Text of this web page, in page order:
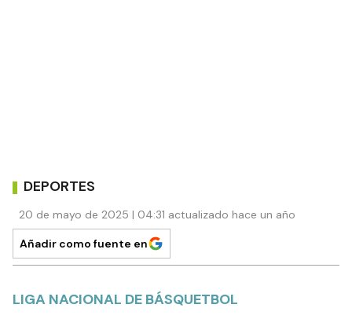
DEPORTES
20 de mayo de 2025 | 04:31 actualizado hace un año
Añadir como fuente en
LIGA NACIONAL DE BÁSQUETBOL